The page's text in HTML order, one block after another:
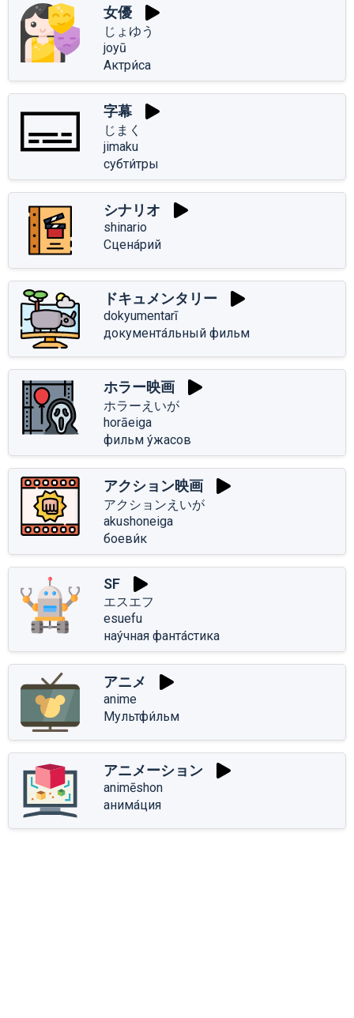
女優
じょゆう
joyū
Актри́са
字幕
じまく
jimaku
субти́тры
シナリオ
shinario
Сцена́рий
ドキュメンタリー
dokyumentarī
документа́льный фильм
ホラー映画
ホラーえいが
horāeiga
фильм у́жасов
アクション映画
アクションえいが
akushoneiga
боеви́к
SF
エスエフ
esuefu
нау́чная фанта́стика
アニメ
anime
Мультфи́льм
アニメーション
animēshon
анима́ция